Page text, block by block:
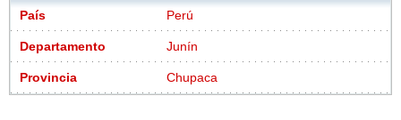
País Perú
Departamento Junín
Provincia Chupaca